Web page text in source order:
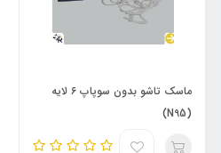
ماسک تاشو بدون سوپاپ ۶ لایه
(N95)